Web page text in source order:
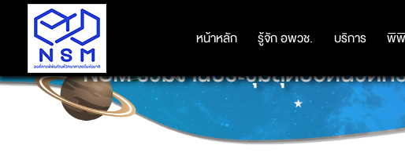
หน้าหลัก รู้จัก อพวช. บริการ พิ
หน้าหลัก รู้จัก อพวช. บริการ พิ
NSM ร่วมงานประชุมสุดยอดนวัต